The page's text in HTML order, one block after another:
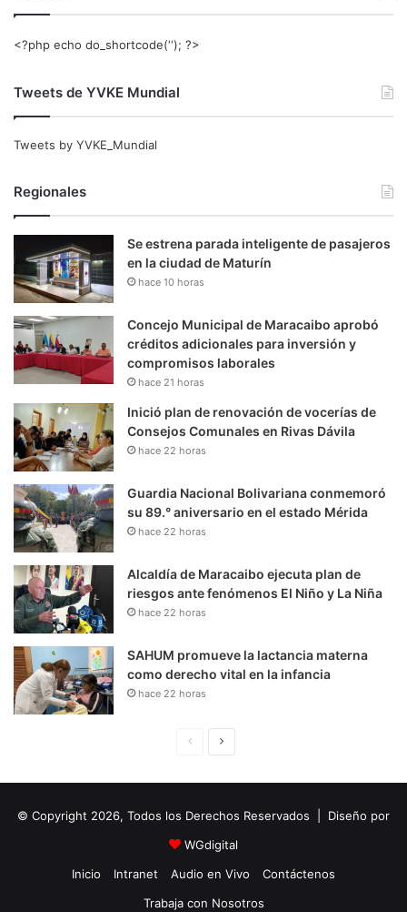
<?php echo do_shortcode(‘‘); ?>
Tweets de YVKE Mundial
Tweets by YVKE_Mundial
Regionales
Se estrena parada inteligente de pasajeros
en la ciudad de Maturín
hace 10 horas
Concejo Municipal de Maracaibo aprobó
créditos adicionales para inversión y
compromisos laborales
hace 21 horas
Inició plan de renovación de vocerías de
Consejos Comunales en Rivas Dávila
hace 22 horas
Guardia Nacional Bolivariana conmemoró
su 89.° aniversario en el estado Mérida
hace 22 horas
Alcaldía de Maracaibo ejecuta plan de
riesgos ante fenómenos El Niño y La Niña
hace 22 horas
SAHUM promueve la lactancia materna
como derecho vital en la infancia
hace 22 horas
i
n
a
u
i
e
© Copyright 2026, Todos los Derechos Reservados | Diseño por
WGdigital
Inicio
Intranet Audio en Vivo
Contáctenos
Trabaja con Nosotros